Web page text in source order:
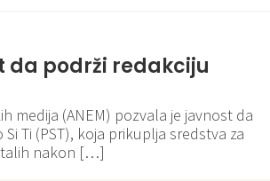
da podrži redakciju
medija (ANEM) pozvala je javnost da
Ti (PST), koja prikuplja sredstva za
nakon […]